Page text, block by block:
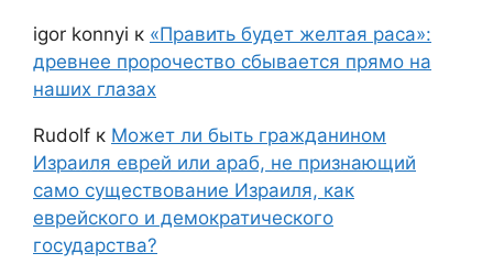
igor konnyi к «Править будет желтая раса»:
древнее пророчество сбывается прямо на
наших глазах
Rudolf к Может ли быть гражданином
Израиля еврей или араб, не признающий
само существование Израиля, как
еврейского и демократического
государства?